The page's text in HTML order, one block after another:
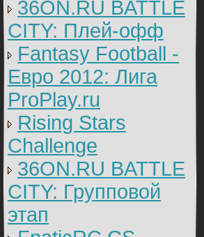
36ON.RU BATTLE
CITY: Плей-офф
Fantasy Football -
Евро 2012: Лига
ProPlay.ru
Rising Stars
Challenge
36ON.RU BATTLE
CITY: Групповой
этап